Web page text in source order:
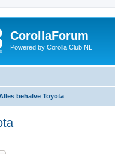
CorollaForum
Powered by Corolla Club NL
behalve Toyota